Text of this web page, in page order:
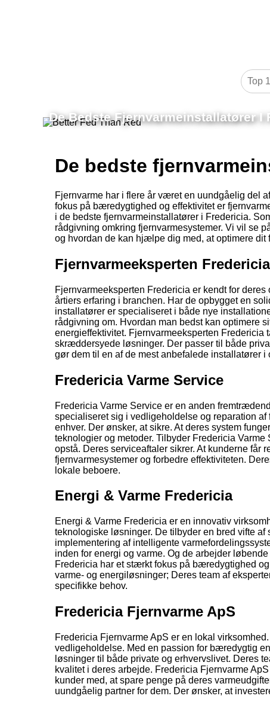
De Bedste Fjernvarmeinstallatører I
De bedste
Fjernvarme har i flere år været en uundgåelig del
fokus på bæredygtighed og effektivitet er
i de bedste fjernvarmeinstallatører i Fredericia.
rådgivning omkring fjernvarmesystemer. Vi vil se
og hvordan de kan hjælpe dig med, at optimere dit
Fjernvarmeeksperten Fredericia
Fjernvarmeeksperten Fredericia er kendt for
årtiers erfaring i branchen. Har de opbygget en
installatører er specialiseret i både nye
rådgivning om. Hvordan man bedst kan optimere
energieffektivitet. Fjernvarmeeksperten Fredericia
skræddersyede løsninger. Der passer til både
gør dem til en af de mest anbefalede installatører i
Fredericia Varme Service
Fredericia Varme Service er en anden
specialiseret sig i vedligeholdelse og reparation
enhver. Der ønsker, at sikre. At deres system
teknologier og metoder. Tilbyder Fredericia
opstå. Deres serviceaftaler sikrer. At kunderne
fjernvarmesystemer og forbedre effektiviteten.
lokale beboere.
Energi & Varme Fredericia
Energi & Varme Fredericia er en innovativ
teknologiske løsninger. De tilbyder en bred vifte
implementering af intelligente
inden for energi og varme. Og de arbejder
Fredericia har et stærkt fokus på bæredygtighed
varme- og energiløsninger; Deres team af
specifikke behov.
Fredericia Fjernvarme ApS
Fredericia Fjernvarme ApS er en lokal
vedligeholdelse. Med en passion for bæredygtig
løsninger til både private og erhvervslivet. Deres
kvalitet i deres arbejde. Fredericia Fjernvarme
kunder med, at spare penge på deres
uundgåelig partner for dem. Der ønsker, at